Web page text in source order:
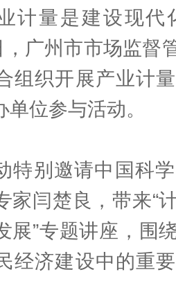
量是建设现代
广州市市场监督
组织开展产业计
位参与活动。
别邀请中国科学
家闫楚良，带来“
展”专题讲座，围
经济建设中的重